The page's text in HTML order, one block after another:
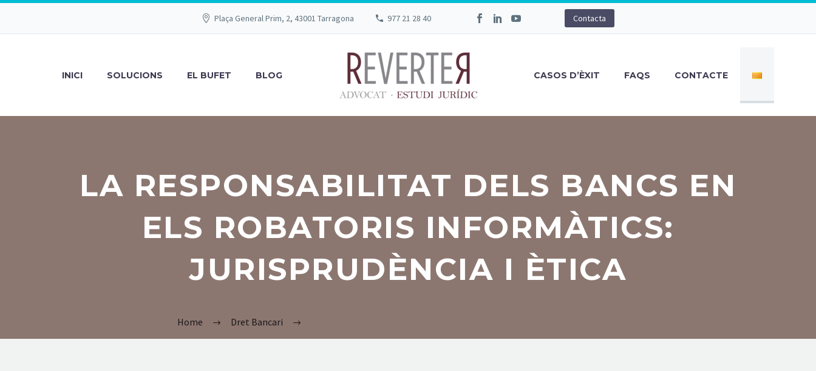
Plaça General Prim, 2, 43001 Tarragona 977 21 28 40 Contacta
INICI SOLUCIONS EL BUFET BLOG CASOS D’ÈXIT FAQS CONTACTE
LA RESPONSABILITAT DELS BANCS EN
ELS ROBATORIS INFORMÀTICS:
JURISPRUDÈNCIA I ÈTICA
Home Dret Bancari